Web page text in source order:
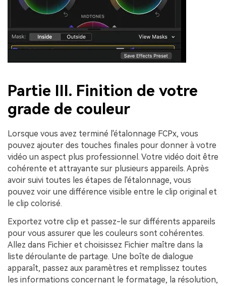
Partie III. Finition de votre
grade de couleur
Lorsque vous avez terminé l'étalonnage FCPx, vous
pouvez ajouter des touches finales pour donner à votre
vidéo un aspect plus professionnel. Votre vidéo doit être
cohérente et attrayante sur plusieurs appareils. Après
avoir suivi toutes les étapes de l'étalonnage, vous
pouvez voir une différence visible entre le clip original et
le clip colorisé.
Exportez votre clip et passez-le sur différents appareils
pour vous assurer que les couleurs sont cohérentes.
Allez dans Fichier et choisissez Fichier maître dans la
liste déroulante de partage. Une boîte de dialogue
apparaît, passez aux paramètres et remplissez toutes
les informations concernant le formatage, la résolution,